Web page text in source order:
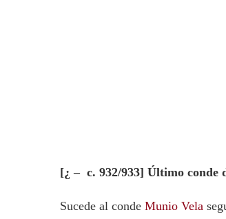
[¿ – c. 932/933] Último conde
Sucede al conde Munio Vela